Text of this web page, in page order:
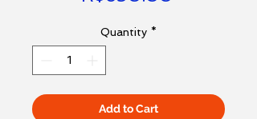
Quantity *
Add to Cart